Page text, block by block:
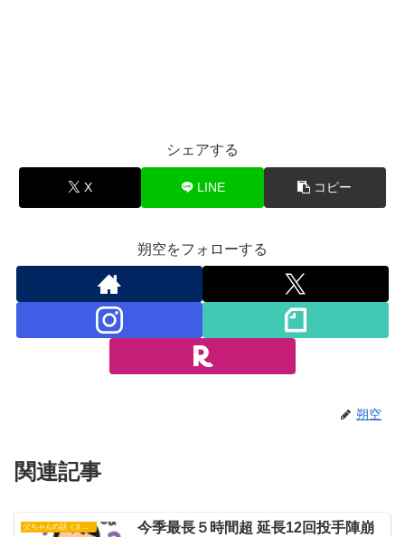
シェアする
X LINE コピー
朔空をフォローする
朔空
関連記事
父ちゃんの話（タイガース）
今季最長５時間超 延長12回投手陣崩